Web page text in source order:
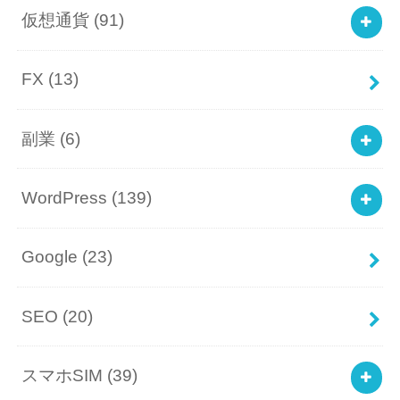
仮想通貨 (91)
FX (13)
副業 (6)
WordPress (139)
Google (23)
SEO (20)
スマホSIM (39)